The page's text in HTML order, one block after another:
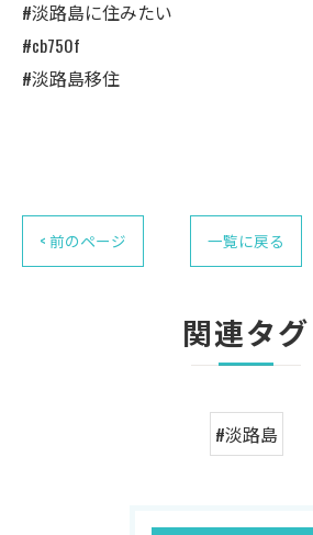
#淡路島に住みたい
#cb750f
#淡路島移住
< 前のページ 一覧に戻る
関連タグ
#淡路島